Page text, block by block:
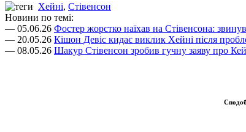
Хейні, Стівенсон
Новини по темі:
— 05.06.26 Фостер жорстко наїхав на Стівенсона:
— 20.05.26 Кішон Девіс кидає виклик Хейні після
— 08.05.26 Шакур Стівенсон зробив гучну заяву про